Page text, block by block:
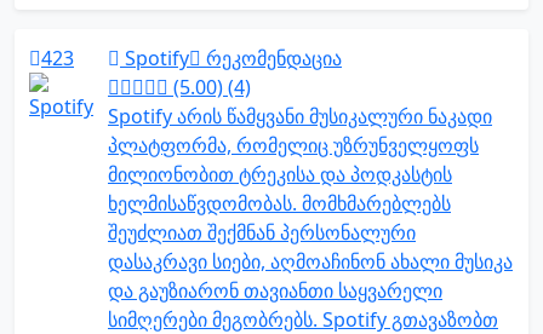
423 Spotify
რეკომენდაცია
(5.00) (4)
Spotify არის წამყვანი მუსიკალური ნაკადი
პლატფორმა, რომელიც უზრუნველყოფს
მილიონობით ტრეკისა და პოდკასტის
ხელმისაწვდომობას. მომხმარებლებს
შეუძლიათ შექმნან პერსონალური
დასაკრავი სიები, აღმოაჩინონ ახალი მუსიკა
და გაუზიარონ თავიანთი საყვარელი
სიმღერები მეგობრებს. Spotify გთავაზობთ